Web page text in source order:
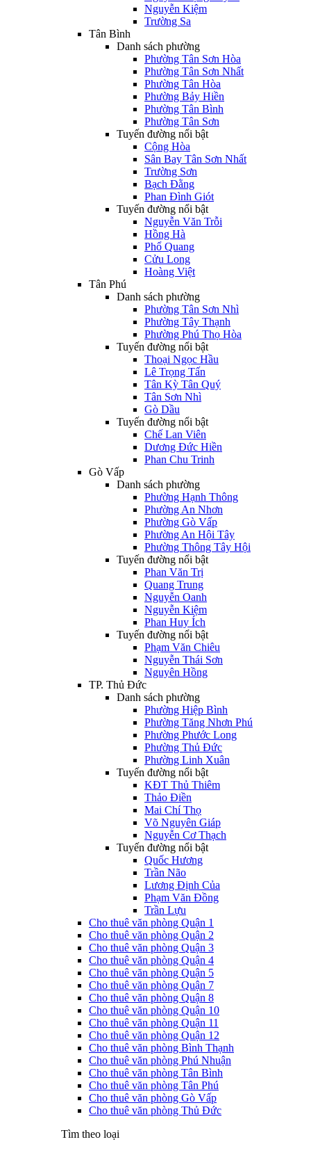
Nguyễn Kiệm
Trường Sa
Tân Bình
Danh sách phường
Phường Tân Sơn Hòa
Phường Tân Sơn Nhất
Phường Tân Hòa
Phường Bảy Hiền
Phường Tân Bình
Phường Tân Sơn
Tuyến đường nổi bật
Cộng Hòa
Sân Bay Tân Sơn Nhất
Trường Sơn
Bạch Đằng
Phan Đình Giót
Tuyến đường nổi bật
Nguyễn Văn Trỗi
Hồng Hà
Phổ Quang
Cửu Long
Hoàng Việt
Tân Phú
Danh sách phường
Phường Tân Sơn Nhì
Phường Tây Thạnh
Phường Phú Thọ Hòa
Tuyến đường nổi bật
Thoại Ngọc Hầu
Lê Trọng Tấn
Tân Kỳ Tân Quý
Tân Sơn Nhì
Gò Dầu
Tuyến đường nổi bật
Chế Lan Viên
Dương Đức Hiền
Phan Chu Trinh
Gò Vấp
Danh sách phường
Phường Hạnh Thông
Phường An Nhơn
Phường Gò Vấp
Phường An Hội Tây
Phường Thông Tây Hội
Tuyến đường nổi bật
Phan Văn Trị
Quang Trung
Nguyễn Oanh
Nguyễn Kiệm
Phan Huy Ích
Tuyến đường nổi bật
Phạm Văn Chiêu
Nguyễn Thái Sơn
Nguyên Hồng
TP. Thủ Đức
Danh sách phường
Phường Hiệp Bình
Phường Tăng Nhơn Phú
Phường Phước Long
Phường Thủ Đức
Phường Linh Xuân
Tuyến đường nổi bật
KĐT Thủ Thiêm
Thảo Điền
Mai Chí Thọ
Võ Nguyên Giáp
Nguyễn Cơ Thạch
Tuyến đường nổi bật
Quốc Hương
Trần Não
Lương Định Của
Phạm Văn Đồng
Trần Lựu
Cho thuê văn phòng Quận 1
Cho thuê văn phòng Quận 2
Cho thuê văn phòng Quận 3
Cho thuê văn phòng Quận 4
Cho thuê văn phòng Quận 5
Cho thuê văn phòng Quận 7
Cho thuê văn phòng Quận 8
Cho thuê văn phòng Quận 10
Cho thuê văn phòng Quận 11
Cho thuê văn phòng Quận 12
Cho thuê văn phòng Bình Thạnh
Cho thuê văn phòng Phú Nhuận
Cho thuê văn phòng Tân Bình
Cho thuê văn phòng Tân Phú
Cho thuê văn phòng Gò Vấp
Cho thuê văn phòng Thủ Đức
Tìm theo loại